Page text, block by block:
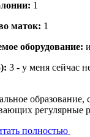
1
маток: 1
оборудование:
3 - у меня сейчас
образование,
регулярные